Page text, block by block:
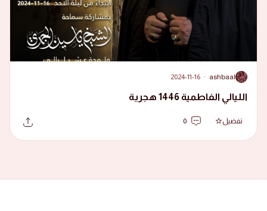
A
ashbaal
·
2024-11-16
الليالي الفاطمية 1446 هجرية
تفضيل 0